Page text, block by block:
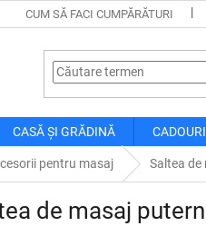
CUM SĂ FACI CUMPĂRĂTURI
CASĂ ȘI GRĂDINĂ CADOURI
pentru masaj Saltea de
de masaj